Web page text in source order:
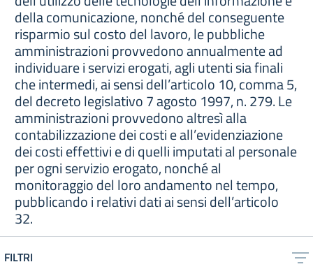
della comunicazione, nonché del conseguente
risparmio sul costo del lavoro, le pubbliche
amministrazioni provvedono annualmente ad
individuare i servizi erogati, agli utenti sia finali
che intermedi, ai sensi dell’articolo 10, comma 5,
del decreto legislativo 7 agosto 1997, n. 279. Le
amministrazioni provvedono altresì alla
contabilizzazione dei costi e all’evidenziazione
dei costi effettivi e di quelli imputati al personale
per ogni servizio erogato, nonché al
monitoraggio del loro andamento nel tempo,
pubblicando i relativi dati ai sensi dell’articolo
32.
FILTRI